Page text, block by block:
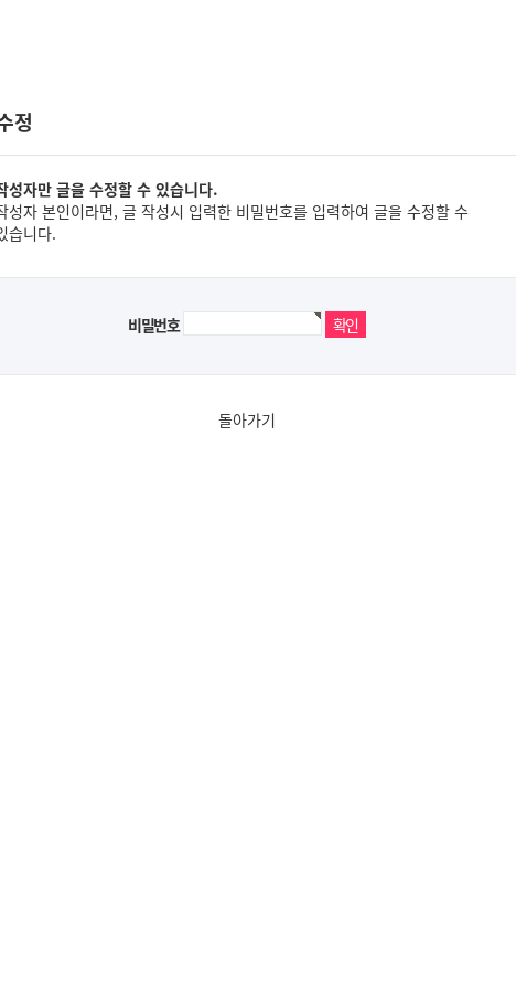
정
성자만 글을 수정할 수 있습니다.
성자 본인이라면, 글 작성시 입력한 비밀번호를 입력하여 글을 수정할 수
습니다.
비밀번호
돌아가기